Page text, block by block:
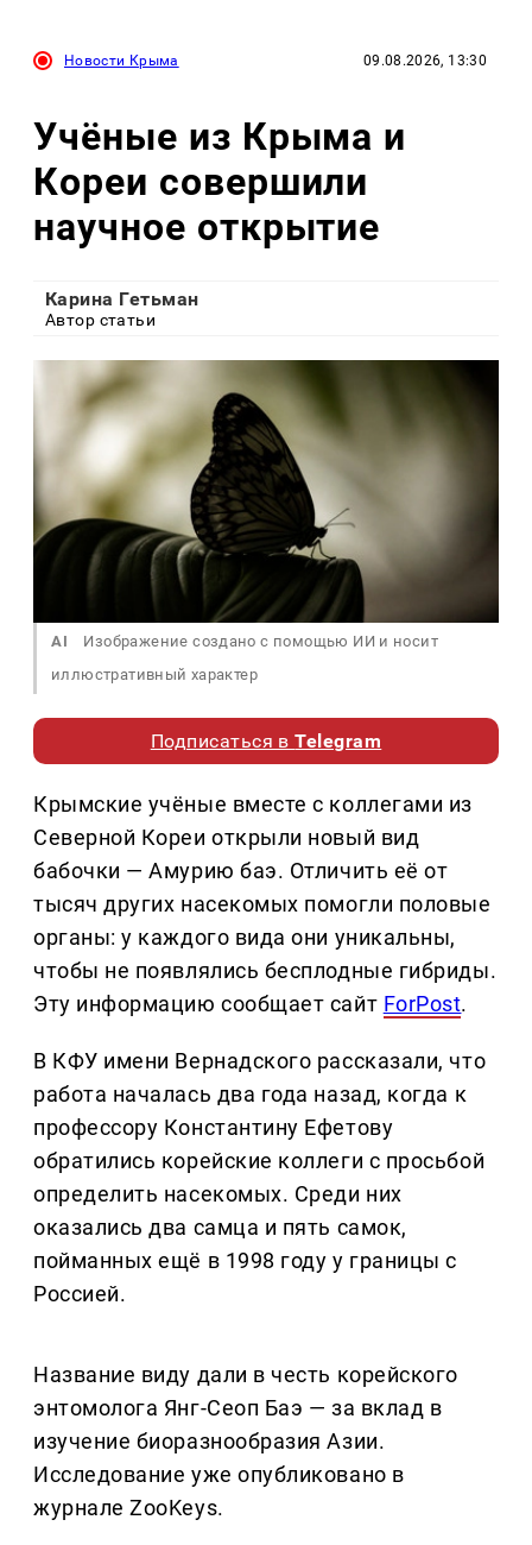
Новости Крыма 09.08.2026, 13:30
Учёные из Крыма и
Кореи совершили
научное открытие
Карина Гетьман
Автор статьи
AI
Изображение создано с помощью ИИ и носит
иллюстративный характер
Подписаться вTelegram
Крымские учёные вместе с коллегами из
Северной Кореи открыли новый вид
бабочки — Амурию баэ. Отличить её от
тысяч других насекомых помогли половые
органы: у каждого вида они уникальны,
чтобы не появлялись бесплодные гибриды.
Эту информацию сообщает сайт ForPost.
В КФУ имени Вернадского рассказали, что
работа началась два года назад, когда к
профессору Константину Ефетову
обратились корейские коллеги с просьбой
определить насекомых. Среди них
оказались два самца и пять самок,
пойманных ещё в 1998 году у границы с
Россией.
Название виду дали в честь корейского
энтомолога Янг-Сеоп Баэ — за вклад в
изучение биоразнообразия Азии.
Исследование уже опубликовано в
журнале ZooKeys.